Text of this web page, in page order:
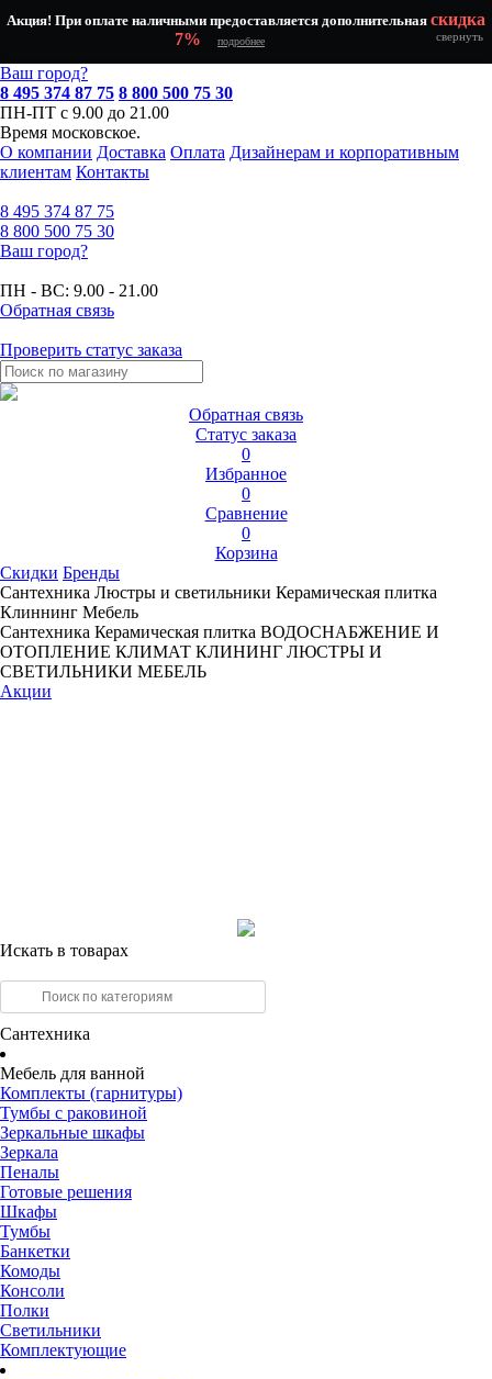
Акция! При оплате наличными предоставляется дополнительная скидка
7%
подробнее свернуть
Ваш город?
8 495 374 87 75 8 800 500 75 30
ПН-ПТ с 9.00 до 21.00
Время московское.
О компании Доставка Оплата Дизайнерам и корпоративным
клиентам Контакты
8 495 374 87 75
8 800 500 75 30
Ваш город?
ПН - ВС: 9.00 - 21.00
Обратная связь
Проверить статус заказа
Обратная связь
Статус заказа
0
Избранное
0
Сравнение
0
Корзина
Скидки Бренды
Сантехника Люстры и светильники Керамическая плитка
Клиннинг Мебель
Сантехника Керамическая плитка ВОДОСНАБЖЕНИЕ И
ОТОПЛЕНИЕ КЛИМАТ КЛИНИНГ ЛЮСТРЫ И
СВЕТИЛЬНИКИ МЕБЕЛЬ
Акции
Искать в товарах
Сантехника
Мебель для ванной
Комплекты (гарнитуры)
Тумбы с раковиной
Зеркальные шкафы
Зеркала
Пеналы
Готовые решения
Шкафы
Тумбы
Банкетки
Комоды
Консоли
Полки
Светильники
Комплектующие